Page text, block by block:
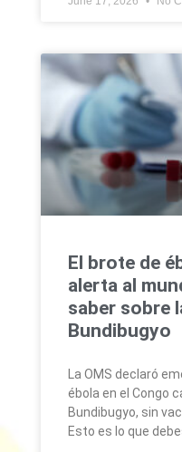
El brote de
alerta al
saber sobre
Bundibugyo
La OMS declaró
ébola en el Congo
Bundibugyo, sin
Esto es lo que